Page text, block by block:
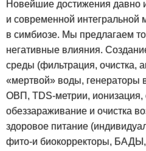
Новейшие достижения давно
и современной интегральной
в симбиозе. Мы предлагаем
негативные влияния.
среды (фильтрация, очистка,
«мертвой» воды, генераторы
ОВП, TDS-метрии, ионизация,
обеззараживание и очистка
здоровое питание
фито-и биокорректоры,